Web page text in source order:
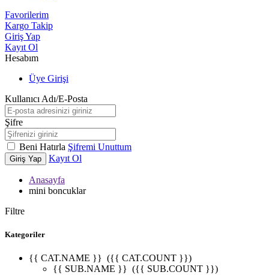
Favorilerim
Kargo Takip
Giriş Yap
Kayıt Ol
Hesabım
Üye Girişi
Kullanıcı Adı/E-Posta
Şifre
Beni Hatırla Şifremi Unuttum
Giriş Yap Kayıt Ol
Anasayfa
mini boncuklar
Filtre
Kategoriler
{{ CAT.NAME }} ({{ CAT.COUNT }})
{{ SUB.NAME }} ({{ SUB.COUNT }})